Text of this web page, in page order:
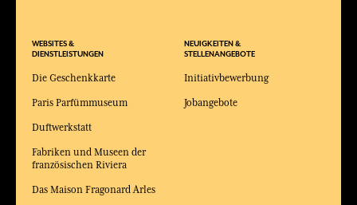
WEBSITES &
DIENSTLEISTUNGEN
Die Geschenkkarte
Paris Parfümmuseum
Duftwerkstatt
Fabriken und Museen der
französischen Riviera
Das Maison Fragonard Arles
NEUIGKEITEN &
STELLENANGEBOTE
Initiativbewerbung
Jobangebote